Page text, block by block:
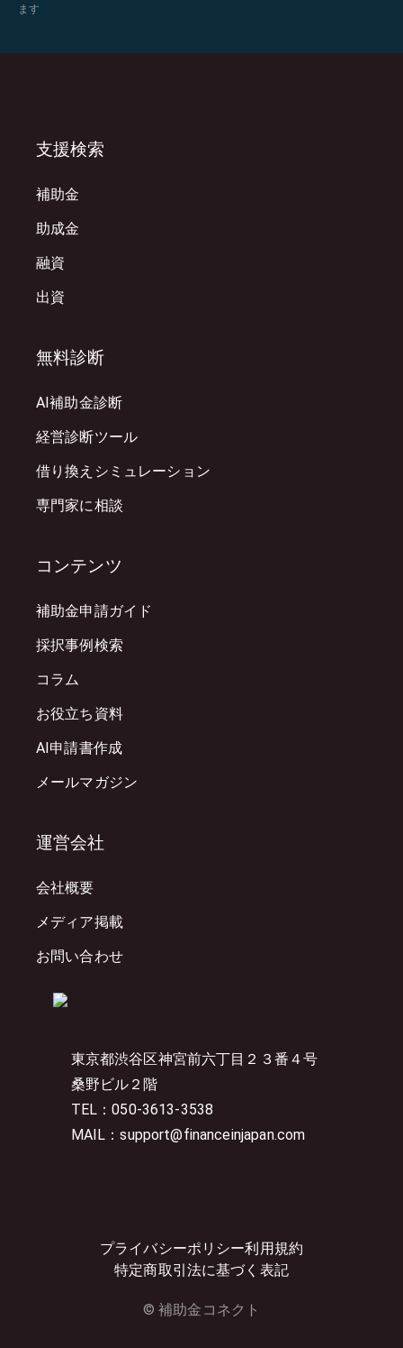
ます
東京都渋谷区神宮前六丁目２３番４号
桑野ビル２階
TEL：050-3613-3538
MAIL：support@financeinjapan.com
プライバシーポリシー利用規約
特定商取引法に基づく表記
© 補助金コネクト
支援検索
補助金
助成金
融資
出資
無料診断
AI補助金診断
経営診断ツール
借り換えシミュレーション
専門家に相談
コンテンツ
補助金申請ガイド
採択事例検索
コラム
お役立ち資料
AI申請書作成
メールマガジン
運営会社
会社概要
メディア掲載
お問い合わせ